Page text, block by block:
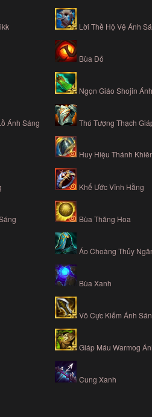
Lời Thề Hộ Vệ Ánh
Bùa Đỏ
Ngọn Giáo Shojin
Ánh Sáng Thú Tượng Thạch
Huy Hiệu Thánh
Khế Ước Vĩnh Hằng
Bùa Thăng Hoa
Áo Choàng Thủy
Bùa Xanh
Vô Cực Kiếm Ánh
Giáp Máu Warmog
Cung Xanh